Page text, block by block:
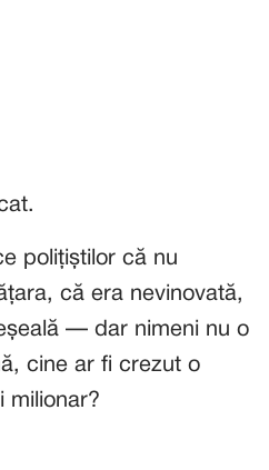
polițiștilor că nu
că era nevinovată,
— dar nimeni nu o
cine ar fi crezut o
milionar?